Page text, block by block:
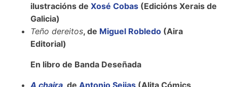
ilustracións de Xosé Cobas (Edicións Xerais de
Galicia)
Teño dereitos, de Miguel Robledo (Aira
Editorial)
En libro de Banda Deseñada
A chaira, de Antonio Seijas (Alita Cómics